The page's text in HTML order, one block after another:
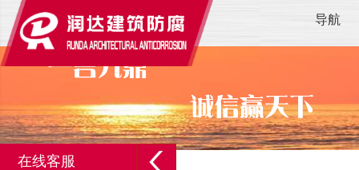
导航
在线客服